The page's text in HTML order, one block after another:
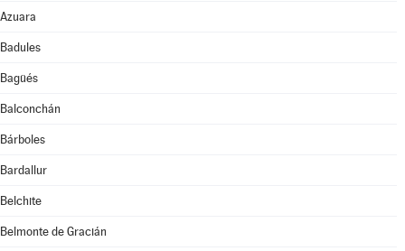
Azuara
Badules
Bagüés
Balconchán
Bárboles
Bardallur
Belchite
Belmonte de Gracián